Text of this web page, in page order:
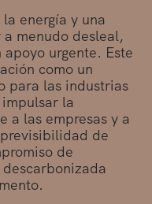
energía y una
menudo desleal,
urgente. Este
como un
para las industrias
la
a las empresas y a
de
de